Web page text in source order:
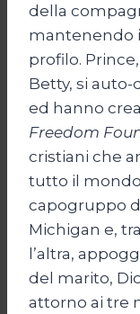
della
mantenendo
profilo.
Betty, si
ed hanno
Freedom
cristiani che
tutto il
capogruppo
Michigan e,
l’altra,
del marito,
attorno ai tre